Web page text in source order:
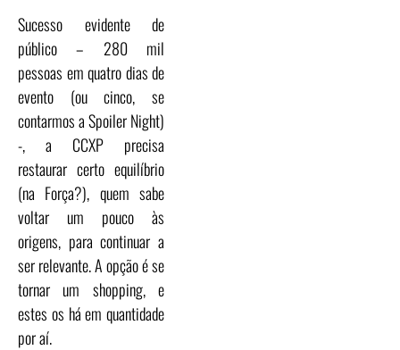
Sucesso evidente de
público – 280 mil
pessoas em quatro dias de
evento (ou cinco, se
contarmos a Spoiler Night)
-, a CCXP precisa
restaurar certo equilíbrio
(na Força?), quem sabe
voltar um pouco às
origens, para continuar a
ser relevante. A opção é se
tornar um shopping, e
estes os há em quantidade
por aí.